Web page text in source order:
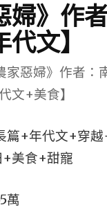
婦》作
文】
家惡婦》作者：
文+美食】
篇+年代文+穿
美食+甜寵
萬